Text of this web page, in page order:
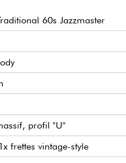
60s Jazzmaster
profil "U"
frettes vintage-style